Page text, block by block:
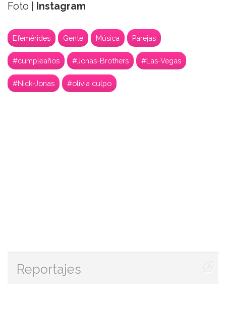
Foto |
Instagram
Efemérides Gente Música Parejas
#cumpleaños #Jonas-Brothers #Las-Vegas
#Nick-Jonas #olivia culpo
Reportajes